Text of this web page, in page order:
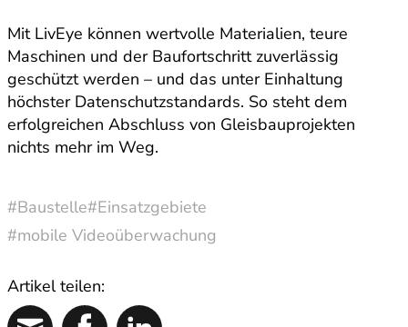
Mit LivEye können wertvolle Materialien, teure
Maschinen und der Baufortschritt zuverlässig
geschützt werden – und das unter Einhaltung
höchster Datenschutzstandards. So steht dem
erfolgreichen Abschluss von Gleisbauprojekten
nichts mehr im Weg.
#Baustelle#Einsatzgebiete
#mobile Videoüberwachung
Artikel teilen: